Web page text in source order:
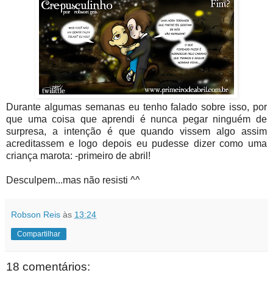
Durante algumas semanas eu tenho falado sobre isso, por
que uma coisa que aprendi é nunca pegar ninguém de
surpresa, a intenção é que quando vissem algo assim
acreditassem e logo depois eu pudesse dizer como uma
criança marota: -primeiro de abril!
Desculpem...mas não resisti ^^
Robson Reis às 13:24
Compartilhar
18 comentários: